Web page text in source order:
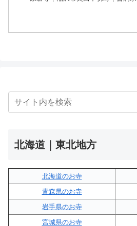
北海道｜東北地方
北海道のお寺
青森県のお寺
岩手県のお寺
宮城県のお寺